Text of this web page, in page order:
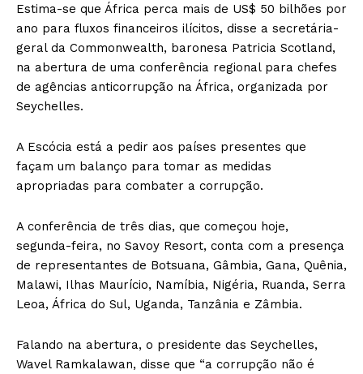
Estima-se que África perca mais de US$ 50 bilhões por
ano para fluxos financeiros ilícitos, disse a secretária-
geral da Commonwealth, baronesa Patricia Scotland,
na abertura de uma conferência regional para chefes
de agências anticorrupção na África, organizada por
Seychelles.
A Escócia está a pedir aos países presentes que
façam um balanço para tomar as medidas
apropriadas para combater a corrupção.
A conferência de três dias, que começou hoje,
segunda-feira, no Savoy Resort, conta com a presença
de representantes de Botsuana, Gâmbia, Gana, Quênia,
Malawi, Ilhas Maurício, Namíbia, Nigéria, Ruanda, Serra
Leoa, África do Sul, Uganda, Tanzânia e Zâmbia.
Falando na abertura, o presidente das Seychelles,
Wavel Ramkalawan, disse que “a corrupção não é